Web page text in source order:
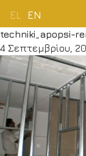
EL EN
techniki_apopsi-
4 Σεπτεμβρίου,